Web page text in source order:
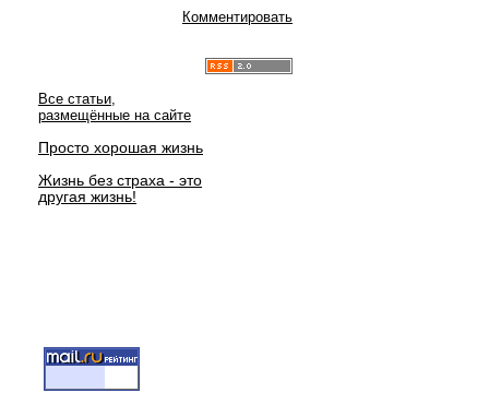
Комментировать
Все статьи,
размещённые на сайте
Просто хорошая жизнь
Жизнь без страха - это
другая жизнь!